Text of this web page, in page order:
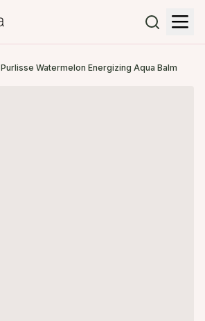
Purlisse Watermelon Energizing Aqua Balm